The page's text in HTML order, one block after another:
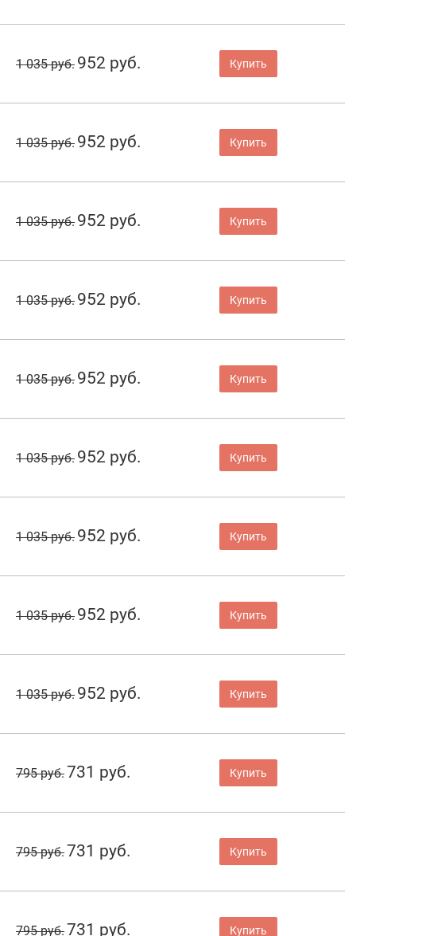
1 035 руб. 952 руб. Купить
1 035 руб. 952 руб. Купить
1 035 руб. 952 руб. Купить
1 035 руб. 952 руб. Купить
1 035 руб. 952 руб. Купить
1 035 руб. 952 руб. Купить
1 035 руб. 952 руб. Купить
1 035 руб. 952 руб. Купить
1 035 руб. 952 руб. Купить
795 руб.731 руб. Купить
795 руб.731 руб. Купить
795 руб.731 руб. Купить